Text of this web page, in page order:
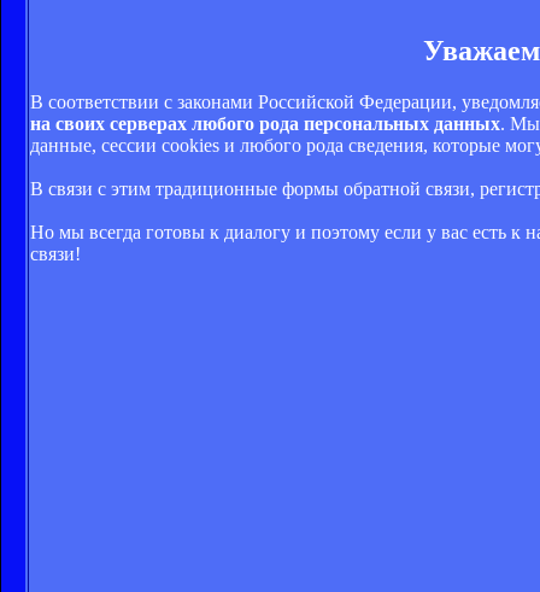
В соответствии с законами Российской Федерации,
на своих серверах любого рода персональных данных. Мы
данные, сессии cookies и любого рода сведения, которые
В связи с этим традиционные формы обратной связи,
Но мы всегда готовы к диалогу и поэтому если у вас есть
связи!